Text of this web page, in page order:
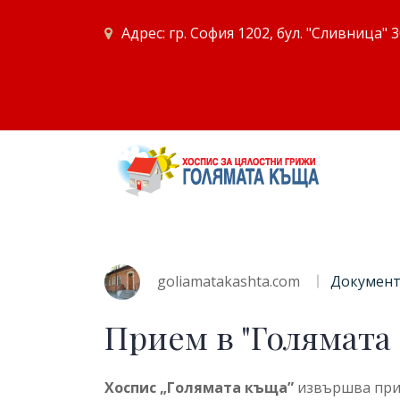
Адрес: гр. София 1202, бул. "Сливница"
goliamatakashta.com
Прием в
Хоспис „Голямата къща” извършва при